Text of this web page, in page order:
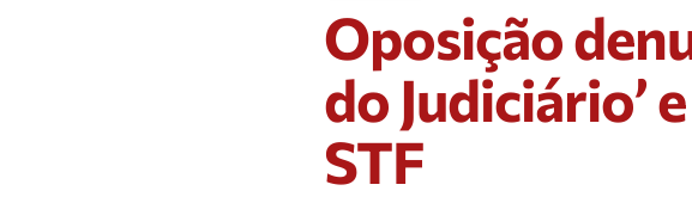
Oposição
do Judiciário’
STF